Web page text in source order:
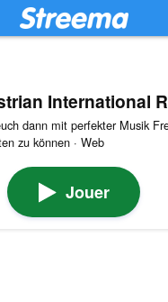
International
dann mit perfekter Musik
zu können · Web
Jouer